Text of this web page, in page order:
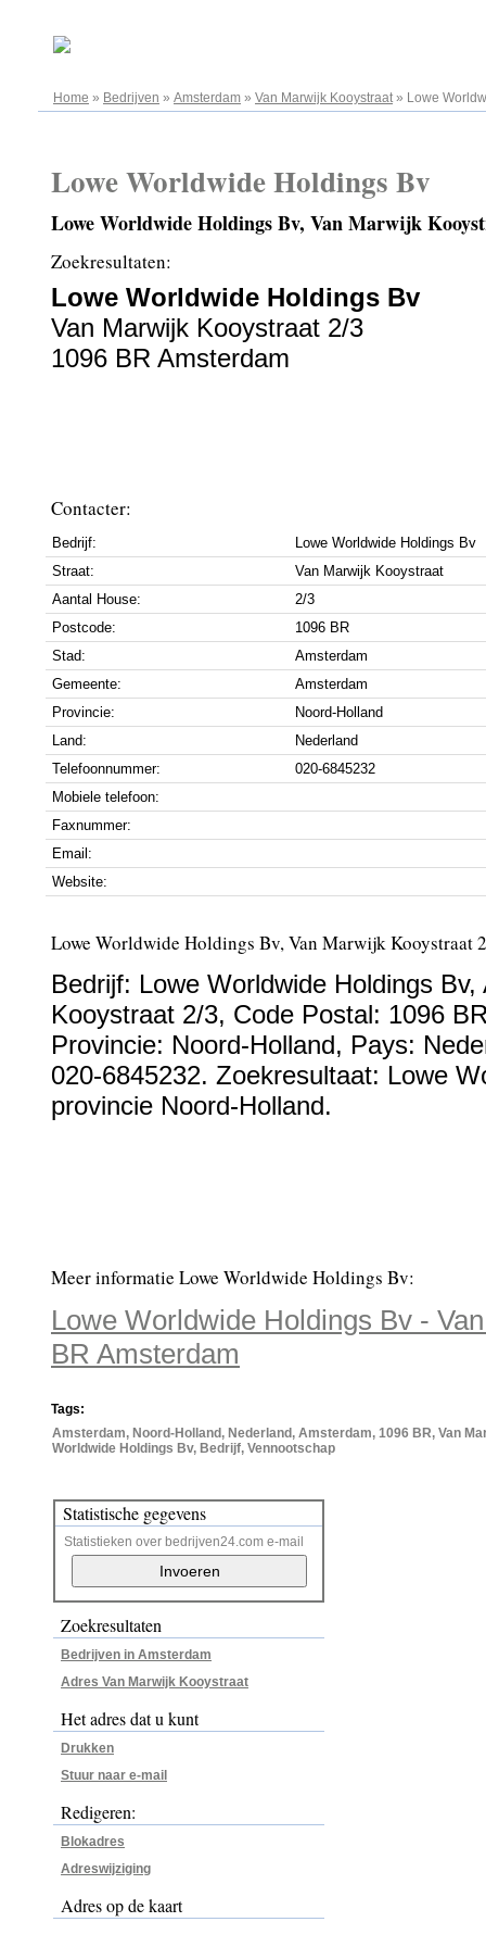
Home » Bedrijven » Amsterdam » Van Marwijk Kooystraat» Lowe
Lowe Worldwide Holdings Bv
Lowe Worldwide Holdings Bv, Van Marwijk
Zoekresultaten:
Lowe Worldwide Holdings Bv
Van Marwijk Kooystraat 2/3
1096 BR Amsterdam
Contacter:
Bedrijf:
Lowe Worldwide Holdings Bv
Straat:
Van Marwijk Kooystraat
Aantal House:
2/3
Postcode:
1096 BR
Stad:
Amsterdam
Gemeente:
Amsterdam
Provincie:
Noord-Holland
Land:
Nederland
Telefoonnummer:
020-6845232
Mobiele telefoon:
Faxnummer:
Email:
Website:
Lowe Worldwide Holdings Bv, Van Marwijk Kooystraat
Bedrijf: Lowe Worldwide Holdings Bv,
Kooystraat 2/3, Code Postal: 1096
Provincie: Noord-Holland, Pays:
020-6845232. Zoekresultaat: Lowe
provincie Noord-Holland.
Meer informatie Lowe Worldwide Holdings Bv:
Lowe Worldwide Holdings Bv -
BR Amsterdam
Tags:
Amsterdam, Noord-Holland, Nederland, Amsterdam, 1096 BR, Van
Worldwide Holdings Bv, Bedrijf, Vennootschap
Statistische gegevens
Statistieken over bedrijven24.com e-mail
Zoekresultaten
Bedrijven in Amsterdam
Adres Van Marwijk Kooystraat
Het adres dat u kunt
Drukken
Stuur naar e-mail
Redigeren:
Blokadres
Adreswijziging
Adres op de kaart